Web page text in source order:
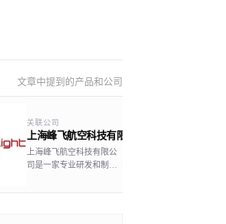
文章中提到的产品和公司
关联公司
上海峰飞航空科技有限公司
上海峰飞航空科技有限公
司是一家专业研发和制造
业，致力于给社会提供安